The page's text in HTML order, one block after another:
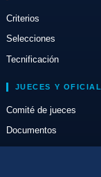
Criterios
Selecciones
Tecnificación
JUECES Y
Comité de jueces
Documentos